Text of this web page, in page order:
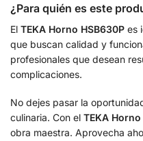
¿Para quién es este
El TEKA Horno HSB630P es
que buscan calidad y
profesionales que desean
complicaciones.
No dejes pasar la
culinaria. Con el TEKA
obra maestra. Aprovecha